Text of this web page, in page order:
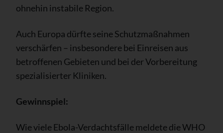
ohnehin instabile Region.
Auch Europa dürfte seine Schutzmaßnahmen
verschärfen – insbesondere bei Einreisen aus
betroffenen Gebieten und bei der Vorbereitung
spezialisierter Kliniken.
Gewinnspiel:
Wie viele Ebola-Verdachtsfälle meldete die WHO